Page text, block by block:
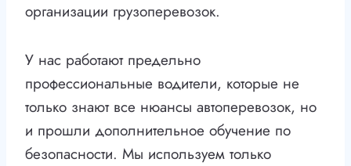
организации грузоперевозок.
У нас работают предельно
профессиональные водители, которые не
только знают все нюансы автоперевозок, но
и прошли дополнительное обучение по
безопасности. Мы используем только